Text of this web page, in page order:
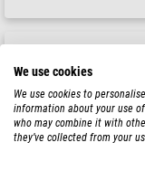
We use cookies
We use cookies to
information about your use
who may combine it with
they’ve collected from your